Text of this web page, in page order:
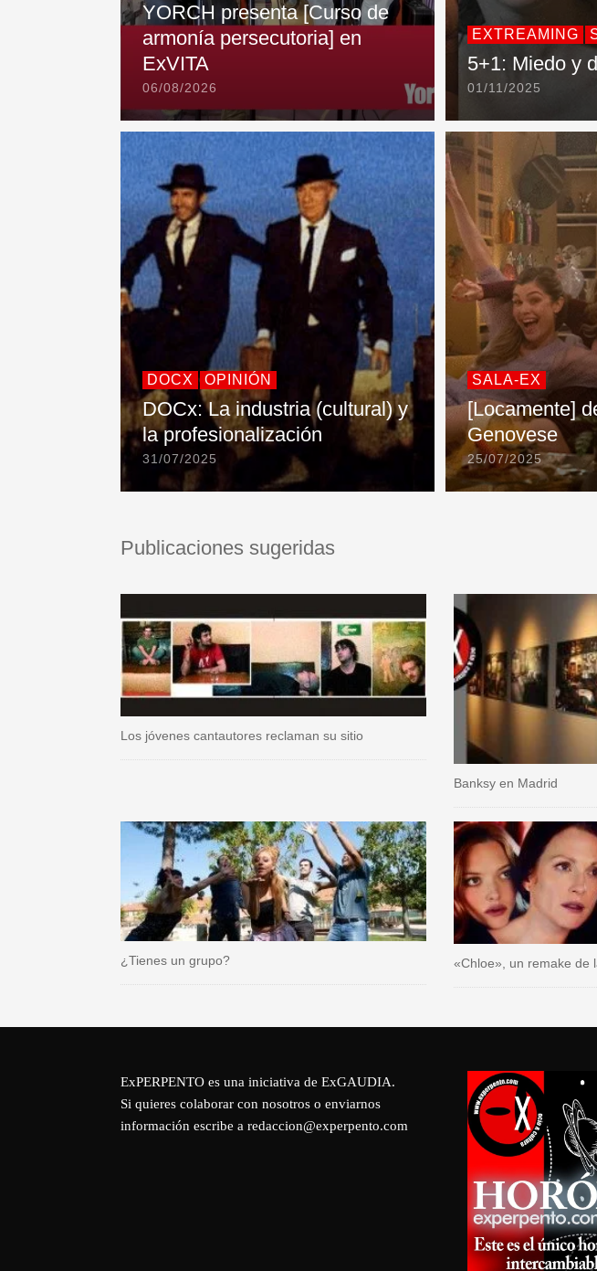
YORCH presenta [Curso de
armonía persecutoria] en
ExVITA
06/08/2026
EXTREAMING
5+1: Miedo y
01/11/2025
DOCX OPINIÓN
DOCx: La industria (cultural) y
la profesionalización
31/07/2025
SALA-EX
[Locamente]
Genovese
25/07/2025
Publicaciones sugeridas
Los jóvenes cantautores reclaman su sitio
Banksy en Madrid
¿Tienes un grupo? «Chloe», un remake de
ExPERPENTO es una iniciativa de ExGAUDIA.
Si quieres colaborar con nosotros o enviarnos
información escribe a redaccion@experpento.com